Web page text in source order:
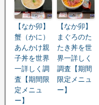
【なか卯】
蟹（かに）
あんかけ親
子丼を世界
一詳しく調
査【期間限
定メニュ
ー】
【なか卯】
まぐろのた
たき丼を世
界一詳しく
調査【期間
限定メニュ
ー】